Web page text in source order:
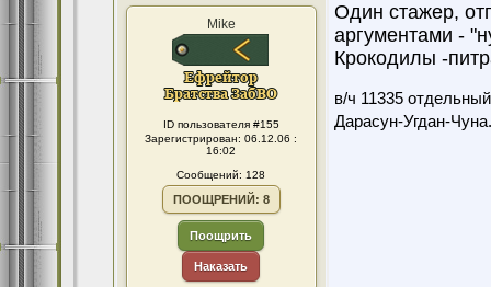
Mike
ID пользователя #155
Зарегистрирован: 06.12.06 :
16:02
Сообщений: 128
ПООЩРЕНИЙ: 8
Поощрить
Наказать
Один стажер,
аргументами -
Крокодилы -
в/ч 11335
Дарасун-Угдан-Чуна.